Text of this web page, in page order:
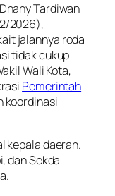
Tardiwan
2026),
jalannya roda
tidak cukup
Wali Kota,
Pemerintah
koordinasi
kepala daerah.
dan Sekda